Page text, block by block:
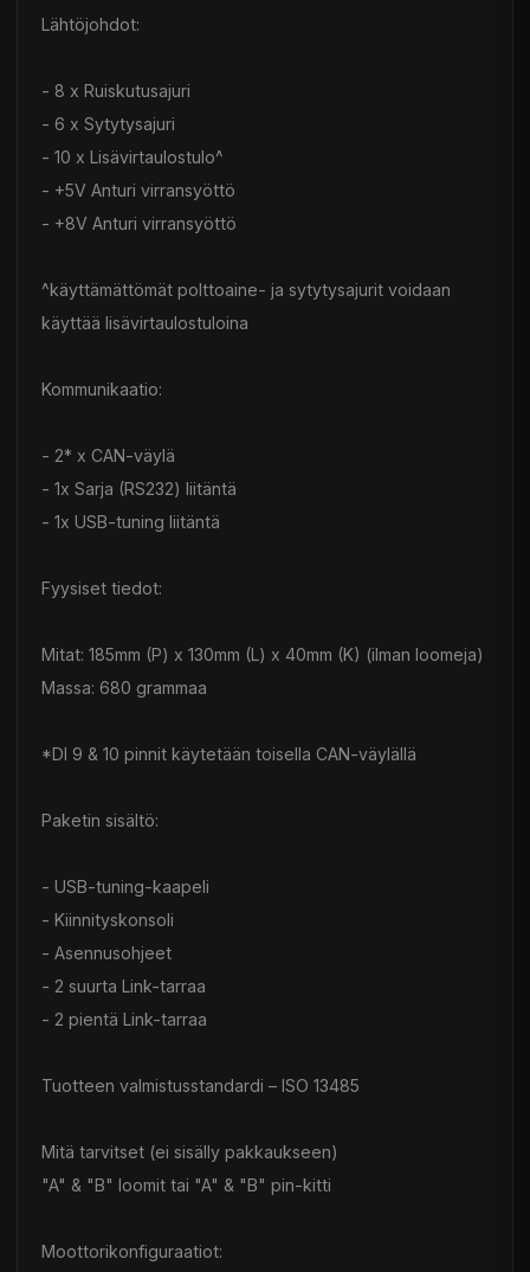
Lähtöjohdot:
- 8 x Ruiskutusajuri
- 6 x Sytytysajuri
- 10 x Lisävirtaulostulo^
- +5V Anturi virransyöttö
- +8V Anturi virransyöttö
^käyttämättömät polttoaine- ja sytytysajurit voidaan
käyttää lisävirtaulostuloina
Kommunikaatio:
- 2* x CAN-väylä
- 1x Sarja (RS232) liitäntä
- 1x USB-tuning liitäntä
Fyysiset tiedot:
Mitat: 185mm (P) x 130mm (L) x 40mm (K) (ilman loomeja)
Massa: 680 grammaa
*DI 9 & 10 pinnit käytetään toisella CAN-väylällä
Paketin sisältö:
- USB-tuning-kaapeli
- Kiinnityskonsoli
- Asennusohjeet
- 2 suurta Link-tarraa
- 2 pientä Link-tarraa
Tuotteen valmistusstandardi – ISO 13485
Mitä tarvitset (ei sisälly pakkaukseen)
"A" & "B" loomit tai "A" & "B" pin-kitti
Moottorikonfiguraatiot: